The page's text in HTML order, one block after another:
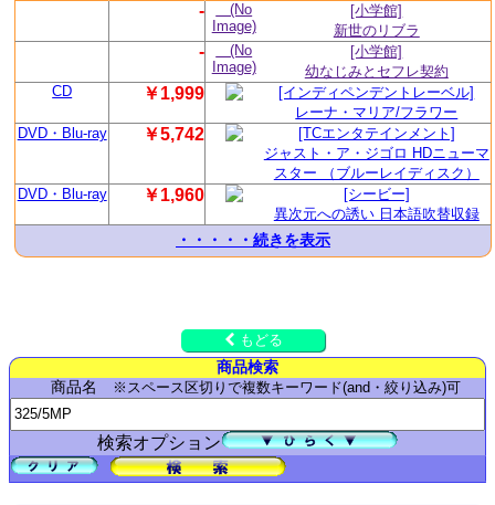
商品検索
商品名
※スペース区切りで複数キーワード(and・絞り込み)可
検索オプション
-
(No
Image)
[小学館]
新世のリブラ
-
(No
Image)
[小学館]
幼なじみとセフレ契約
CD
￥1,999
[インディペンデントレーベル]
レーナ・マリア/フラワー
DVD・Blu-ray
￥5,742
[TCエンタテインメント]
ジャスト・ア・ジゴロ HDニューマ
スター （ブルーレイディスク）
DVD・Blu-ray
￥1,960
[シービー]
異次元への誘い 日本語吹替収録
・・・・・続きを表示
もどる